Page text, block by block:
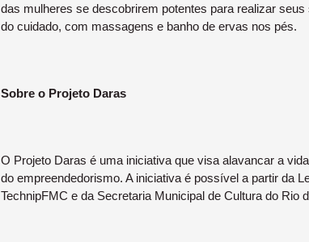
das mulheres se descobrirem potentes para realizar
do cuidado, com massagens e banho de ervas nos pés.
Sobre o Projeto Daras
O Projeto Daras é uma iniciativa que visa alavancar a
do empreendedorismo. A iniciativa é possível a partir da
TechnipFMC e da Secretaria Municipal de Cultura do Rio